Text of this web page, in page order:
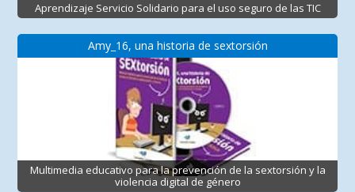
Aprendizaje Servicio Solidario para el uso seguro de las TIC
Amy_16, una historia de sextorsión
Multimedia educativo para la prevención de la sextorsión y la
violencia digital de género